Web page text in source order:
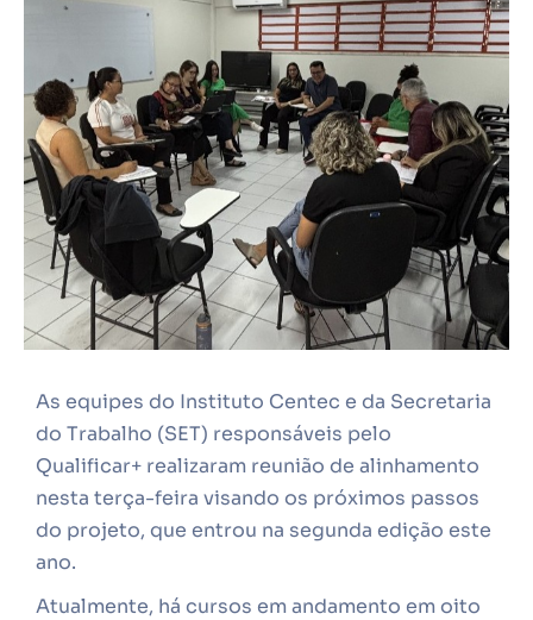
As equipes do Instituto Centec e da Secretaria
do Trabalho (SET) responsáveis pelo
Qualificar+ realizaram reunião de alinhamento
nesta terça-feira visando os próximos passos
do projeto, que entrou na segunda edição este
ano.
Atualmente, há cursos em andamento em oito